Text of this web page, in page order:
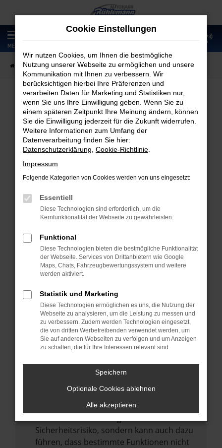
Zum
Hauptinhalt
springen
MENÜ
Startseite Fahrzeugangebote Fahrzeugmarkt
Fahrzeugmarkt
Fehler: Network Error
Beim Laden ist ein Fehler aufgetreten.
Hier sind ein paar Tipps, die dir helfen können:
Überprüfe deine Firewall und deine
Laden andere Webseiten, zum Beispiel
deine Suchmaschine?
Prüfe deine Browsererweiterungen.
Manche Erweiterungen, wie Werbeblocker,
können das Laden bestimmter Seiten
verhindern. Funktioniert die Seite in einem
anderen Browser oder in einem privaten
Fenster?
Starte dein Gerät neu.
vorübergehende Probleme zu beheben.
Betriebssystem auf dem neuesten Stand
Veraltete Software birgt nicht nur ein
Sicherheitsrisiko, sondern kann auch dazu
führen, dass bestimmte Funktionen nicht
Cookie Einstellungen
Wir nutzen Cookies, um Ihnen die bestmögliche
Nutzung unserer Webseite zu ermöglichen und unsere
Kommunikation mit Ihnen zu verbessern. Wir
berücksichtigen hierbei Ihre Präferenzen und
verarbeiten Daten für Marketing und Statistiken nur,
wenn Sie uns Ihre Einwilligung geben. Wenn Sie zu
einem späteren Zeitpunkt Ihre Meinung ändern, können
Sie die Einwilligung jederzeit für die Zukunft widerrufen.
Weitere Informationen zum Umfang der
Datenverarbeitung finden Sie hier:
Datenschutzerklärung Cookie-Richtlinie
Impressum
Folgende Kategorien von Cookies werden von uns eingesetzt:
Essentiell
Diese Technologien sind erforderlich, um die
Kernfunktionalität der Webseite zu gewährleisten.
Funktional
Diese Technologien bieten die bestmögliche Funktionalität
der Webseite. Services von Drittanbietern wie Google
Maps, Chats, Fahrzeugbewertungssystem und weitere
werden aktiviert.
Statistik und Marketing
Diese Technologien ermöglichen es uns, die Nutzung der
Webseite zu analysieren, um die Leistung zu messen und
zu verbessern. Zudem werden Technologien eingesetzt,
die von dritten Werbetreibenden verwendet werden, um
Sie auf anderen Webseiten zu verfolgen und um Anzeigen
zu schalten, die für Ihre Interessen relevant sind.
Speichern
Optionale Cookies ablehnen
Alle akzeptieren